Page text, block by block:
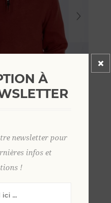
ROUILLE
À
newsletter pour
infos et
!